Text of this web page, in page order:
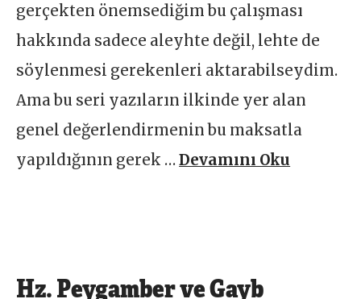
gerçekten önemsediğim bu çalışması
hakkında sadece aleyhte değil, lehte de
söylenmesi gerekenleri aktarabilseydim.
Ama bu seri yazıların ilkinde yer alan
genel değerlendirmenin bu maksatla
yapıldığının gerek …Devamını Oku
Hz. Peygamber ve Gayb